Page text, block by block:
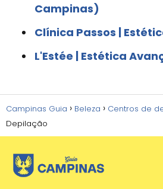
Campinas)
Clínica Passos |
L'Estée | Estética
Campinas Guia Beleza Centros de
Depilação